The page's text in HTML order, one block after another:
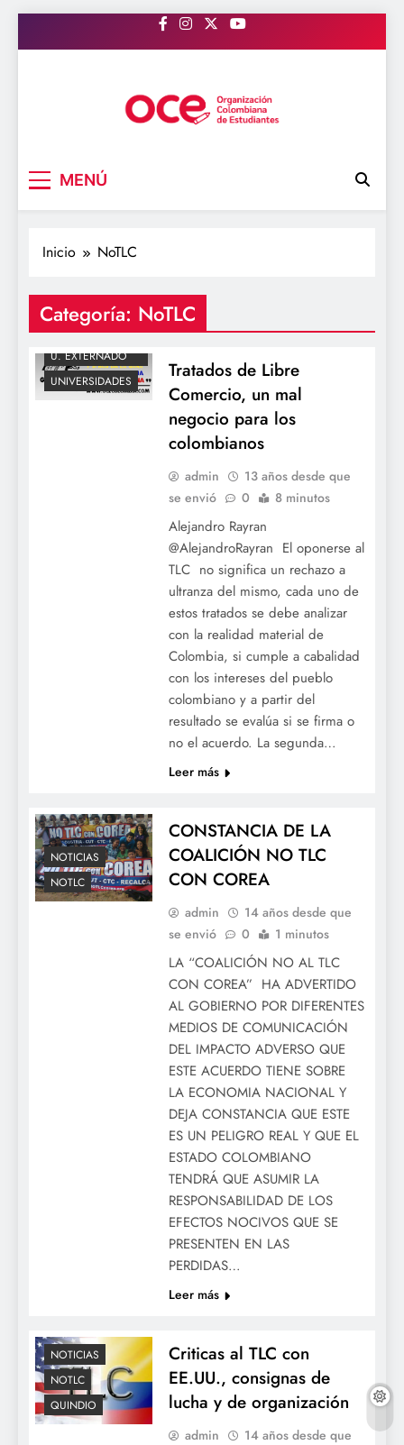
al
MENÚ
Inicio NoTLC
Categoría: NoTLC
NOTLC
U. EXTERNADO
UNIVERSIDADES
Tratados de Libre
Comercio, un mal
negocio para los
colombianos
admin
13 años desde que
se envió
0 8 minutos
Alejandro Rayran
@AlejandroRayran El oponerse al
TLC no significa un rechazo a
ultranza del mismo, cada uno de
estos tratados se debe analizar
con la realidad material de
Colombia, si cumple a cabalidad
con los intereses del pueblo
colombiano y a partir del
resultado se evalúa si se firma o
no el acuerdo. La segunda…
Leer más
NOTICIAS
NOTLC
CONSTANCIA DE LA
COALICIÓN NO TLC
CON COREA
admin
14 años desde que
se envió
0 1 minutos
LA “COALICIÓN NO AL TLC
CON COREA” HA ADVERTIDO
AL GOBIERNO POR DIFERENTES
MEDIOS DE COMUNICACIÓN
DEL IMPACTO ADVERSO QUE
ESTE ACUERDO TIENE SOBRE
LA ECONOMIA NACIONAL Y
DEJA CONSTANCIA QUE ESTE
ES UN PELIGRO REAL Y QUE EL
ESTADO COLOMBIANO
TENDRÁ QUE ASUMIR LA
RESPONSABILIDAD DE LOS
EFECTOS NOCIVOS QUE SE
PRESENTEN EN LAS
PERDIDAS…
Leer más
NOTICIAS
NOTLC
QUINDIO
Criticas al TLC con
EE.UU., consignas de
lucha y de organización
admin
14 años desde que